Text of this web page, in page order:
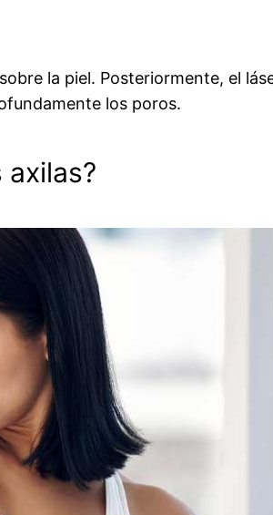
la piel. Posteriormente, el
los poros.
axilas?